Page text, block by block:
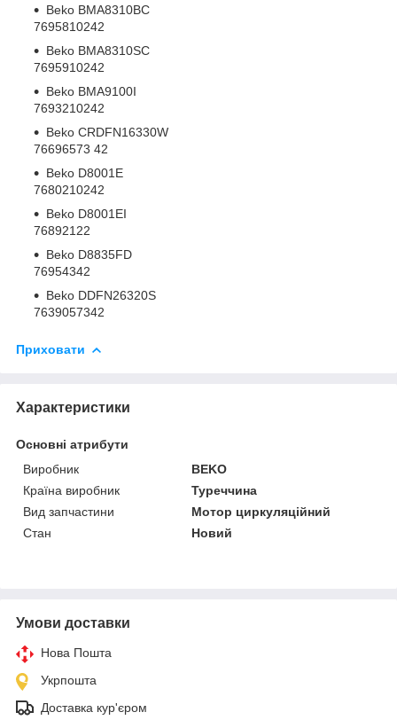
Beko BMA8310BC
7695810242
Beko BMA8310SC
7695910242
Beko BMA9100I
7693210242
Beko CRDFN16330W
76696573 42
Beko D8001E
7680210242
Beko D8001EI
76892122
Beko D8835FD
76954342
Beko DDFN26320S
7639057342
Приховати
Характеристики
Основні атрибути
Виробник
BEKO
Країна виробник
Туреччина
Вид запчастини
Мотор циркуляційний
Стан
Новий
Умови доставки
Нова Пошта
Укрпошта
Доставка кур'єром